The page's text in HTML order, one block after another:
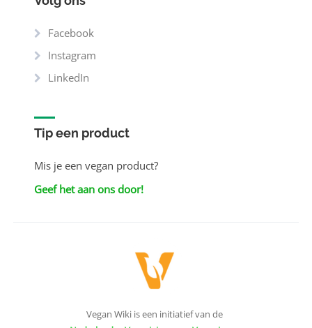
Facebook
Instagram
LinkedIn
Tip een product
Mis je een vegan product?
Geef het aan ons door!
Vegan Wiki is een initiatief van de